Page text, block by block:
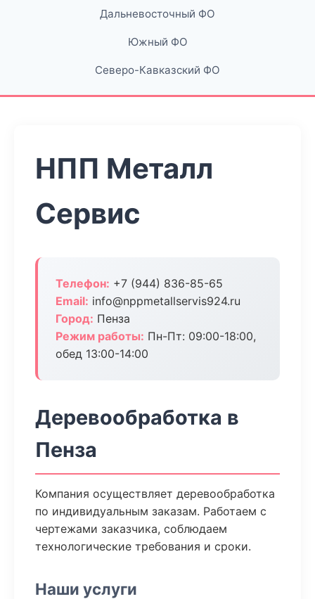
Дальневосточный ФО
Южный ФО
Северо-Кавказский ФО
НПП Металл
Сервис
Телефон: +7 (944) 836-85-65
Email: info@nppmetallservis924.ru
Город: Пенза
Режим работы: Пн-Пт: 09:00-18:00,
обед 13:00-14:00
Деревообработка в
Пенза
Компания осуществляет деревообработка
по индивидуальным заказам. Работаем с
чертежами заказчика, соблюдаем
технологические требования и сроки.
Наши услуги